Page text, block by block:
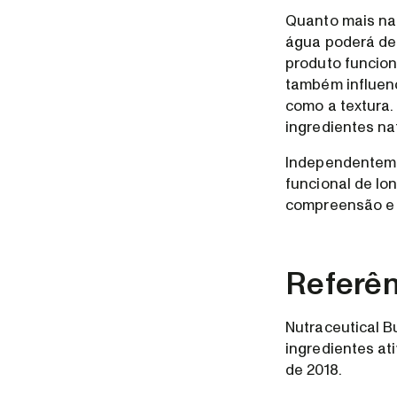
Quanto mais
água poderá
produto
também
como a
ingredientes
funcional de
compreensão
Nutraceutical
ingredientes
de 2018.